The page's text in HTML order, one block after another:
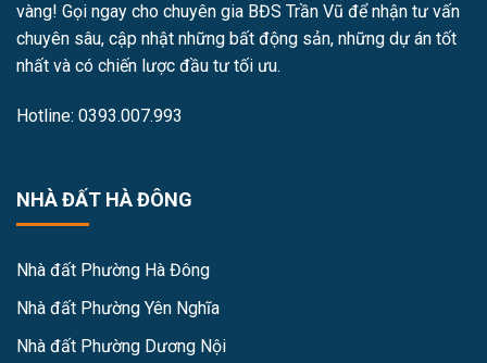
vàng! Gọi ngay cho chuyên gia BĐS Trần Vũ để nhận tư vấn
chuyên sâu, cập nhật những bất động sản, những dự án tốt
nhất và có chiến lược đầu tư tối ưu.
Hotline: 0393.007.993
NHÀ ĐẤT HÀ ĐÔNG
Nhà đất Phường Hà Đông
Nhà đất Phường Yên Nghĩa
Nhà đất Phường Dương Nội